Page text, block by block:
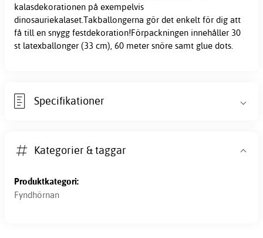
kalasdekorationen på exempelvis
dinosauriekalaset.Takballongerna gör det enkelt för dig att
få till en snygg festdekoration!Förpackningen innehåller 30
st latexballonger (33 cm), 60 meter snöre samt glue dots.
Specifikationer
Kategorier & taggar
Produktkategori:
Fyndhörnan